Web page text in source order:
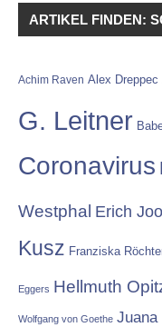
ARTIKEL FINDEN:
Achim Raven Alex Dreppec
G. Leitner
Coronavirus
Westphal Erich
Kusz Franziska
Eggers Hellmuth
Wolfgang von Goethe Juana